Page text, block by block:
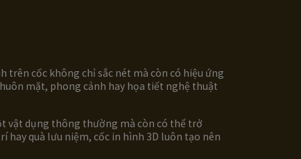
trên cốc không chỉ sắc nét mà còn có hiệu ứng
mặt, phong cảnh hay họa tiết nghệ thuật
vật dụng thông thường mà còn có thể trở
hay quà lưu niệm, cốc in hình 3D luôn tạo nên